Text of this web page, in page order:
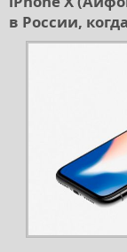
в России,